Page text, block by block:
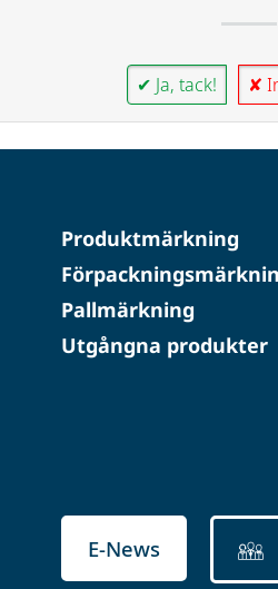
✔ Ja, tack! ✘
Produktmärkning
Pallmärkning
Utgångna produkter
E-News